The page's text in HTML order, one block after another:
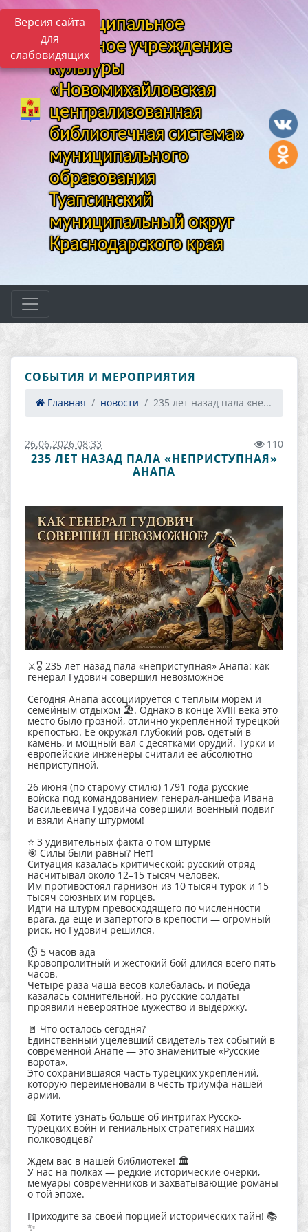
Версия сайта
для
слабовидящих
Муниципальное
казенное учреждение
культуры
«Новомихайловская
централизованная
библиотечная система»
муниципального
образования
Туапсинский
муниципальный округ
Краснодарского края
СОБЫТИЯ И МЕРОПРИЯТИЯ
Главная новости 235 лет назад пала «не...
26.06.2026 08:33 110
235 ЛЕТ НАЗАД ПАЛА «НЕПРИСТУПНАЯ»
АНАПА
⚔️🎖️ 235 лет назад пала «неприступная» Анапа: как
генерал Гудович совершил невозможное
Сегодня Анапа ассоциируется с тёплым морем и
семейным отдыхом 🏖️. Однако в конце XVIII века это
место было грозной, отлично укреплённой турецкой
крепостью. Её окружал глубокий ров, одетый в
камень, и мощный вал с десятками орудий. Турки и
европейские инженеры считали её абсолютно
неприступной.
26 июня (по старому стилю) 1791 года русские
войска под командованием генерал-аншефа Ивана
Васильевича Гудовича совершили военный подвиг
и взяли Анапу штурмом!
⭐ 3 удивительных факта о том штурме
🎯 Силы были равны? Нет!
Ситуация казалась критической: русский отряд
насчитывал около 12–15 тысяч человек.
Им противостоял гарнизон из 10 тысяч турок и 15
тысяч союзных им горцев.
Идти на штурм превосходящего по численности
врага, да ещё и запертого в крепости — огромный
риск, но Гудович решился.
⏱️ 5 часов ада
Кровопролитный и жестокий бой длился всего пять
часов.
Четыре раза чаша весов колебалась, и победа
казалась сомнительной, но русские солдаты
проявили невероятное мужество и выдержку.
🚪 Что осталось сегодня?
Единственный уцелевший свидетель тех событий в
современной Анапе — это знаменитые «Русские
ворота».
Это сохранившаяся часть турецких укреплений,
которую переименовали в честь триумфа нашей
армии.
📖 Хотите узнать больше об интригах Русско-
турецких войн и гениальных стратегиях наших
полководцев?
Ждём вас в нашей библиотеке! 🏛️
У нас на полках — редкие исторические очерки,
мемуары современников и захватывающие романы
о той эпохе.
Приходите за своей порцией исторических тайн! 📚
✨